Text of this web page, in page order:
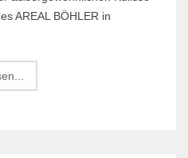
AREAL BÖHLER in